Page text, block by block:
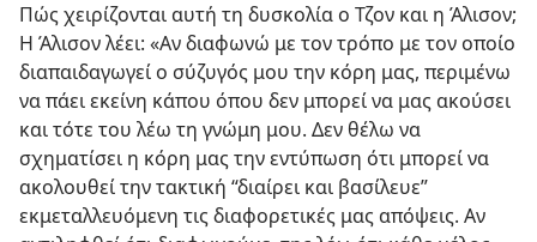
Πώς χειρίζονται αυτή τη δυσκολία ο Τζον και η Άλισον;
Η Άλισον λέει: «Αν διαφωνώ με τον τρόπο με τον οποίο
διαπαιδαγωγεί ο σύζυγός μου την κόρη μας, περιμένω
να πάει εκείνη κάπου όπου δεν μπορεί να μας ακούσει
και τότε του λέω τη γνώμη μου. Δεν θέλω να
σχηματίσει η κόρη μας την εντύπωση ότι μπορεί να
ακολουθεί την τακτική “διαίρει και βασίλευε”
εκμεταλλευόμενη τις διαφορετικές μας απόψεις. Αν